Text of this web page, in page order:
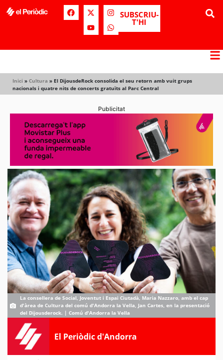
SUBSCRIU-
T'HI
Inici » Cultura » El DijousdeRock consolida el seu retorn amb vuit grups
nacionals i quatre nits de concerts gratuïts al Parc Central
Publicitat
La consellera de Social, Joventut i Espai Ciutadà, Maria Nazzaro, amb el cap
d'àrea de Cultura del comú d'Andorra la Vella, Jan Cartes, en la presentació
del Dijousderock. | Comú d'Andorra la Vella
El Periòdic d'Andorra